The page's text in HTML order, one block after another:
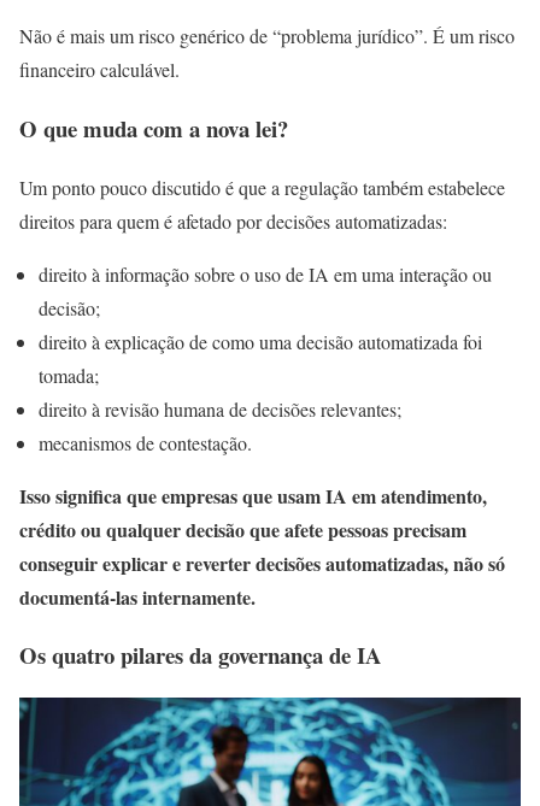
Não é mais um risco genérico de “problema jurídico”. É um risco
financeiro calculável.
O que muda com a nova lei?
Um ponto pouco discutido é que a regulação também estabelece
direitos para quem é afetado por decisões automatizadas:
direito à informação sobre o uso de IA em uma interação ou
decisão;
direito à explicação de como uma decisão automatizada foi
tomada;
direito à revisão humana de decisões relevantes;
mecanismos de contestação.
Isso significa que empresas que usam IA em atendimento,
crédito ou qualquer decisão que afete pessoas precisam
conseguir explicar e reverter decisões automatizadas, não só
documentá-las internamente.
Os quatro pilares da governança de IA